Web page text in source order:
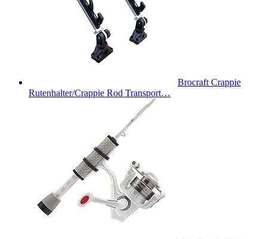
Brocraft Crappie
Rutenhalter/Crappie Rod Transport…